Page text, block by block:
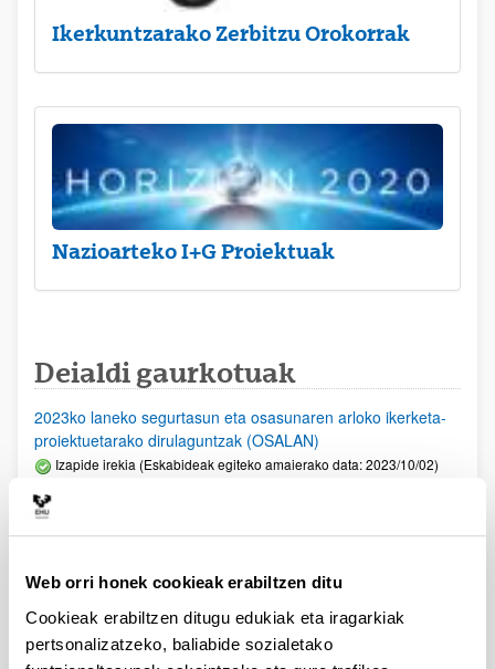
Web orri honek cookieak erabiltzen ditu
Cookieak erabiltzen ditugu edukiak eta iragarkiak
pertsonalizatzeko, baliabide sozialetako
Ikerkuntzarako Zerbitzu Orokorrak
Nazioarteko I+G Proiektuak
Deialdi gaurkotuak
2023ko laneko segurtasun eta osasunaren arloko ikerketa-
proiektuetarako dirulaguntzak (OSALAN)
Izapide irekia (Eskabideak egiteko amaierako data: 2023/10/02)
PIFG23/04: “Hizkuntzaren Prozesamendua”
PIFG22/71: “Prehistoria”
Aurkezteko epea itxita: 2023/05/23 - 2023/06/12 23:59